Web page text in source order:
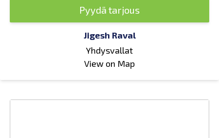
Pyydä tarjous
Jigesh Raval
Yhdysvallat
View on Map